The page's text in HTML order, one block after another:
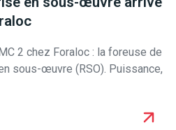
2 chez Foraloc : la foreuse de
sous-œuvre (RSO). Puissance,